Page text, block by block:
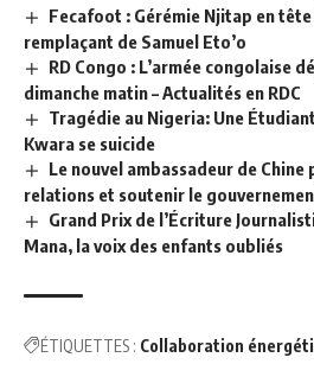
Fecafoot : Gérémie Njitap en tête
remplaçant de Samuel Eto’o
RD Congo : L’armée congolaise
dimanche matin – Actualités en RDC
Tragédie au Nigeria: Une
Kwara se suicide
Le nouvel ambassadeur de
relations et soutenir le
Grand Prix de l’Écriture
Mana, la voix des enfants oubliés
ÉTIQUETTES : Collaboration